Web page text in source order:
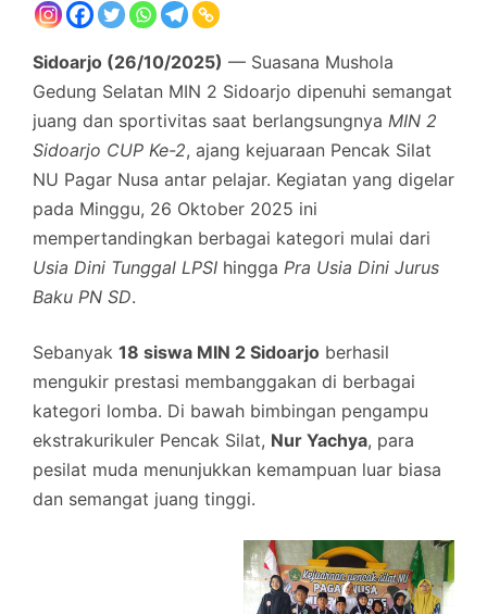
Sidoarjo (26/10/2025) — Suasana Mushola
Gedung Selatan MIN 2 Sidoarjo dipenuhi semangat
juang dan sportivitas saat berlangsungnya MIN 2
Sidoarjo CUP Ke-2, ajang kejuaraan Pencak Silat
NU Pagar Nusa antar pelajar. Kegiatan yang digelar
pada Minggu, 26 Oktober 2025 ini
mempertandingkan berbagai kategori mulai dari
Usia Dini Tunggal LPSI hingga Pra Usia Dini Jurus
Baku PN SD.
Sebanyak 18 siswa MIN 2 Sidoarjo berhasil
mengukir prestasi membanggakan di berbagai
kategori lomba. Di bawah bimbingan pengampu
ekstrakurikuler Pencak Silat, Nur Yachya, para
pesilat muda menunjukkan kemampuan luar biasa
dan semangat juang tinggi.